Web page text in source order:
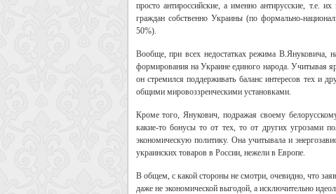
просто антироссийские, а именно антирусские, т.е.
граждан собственно Украины (по формально-
50%).
Вообще, при всех недостатках режима В.Януковича,
формирования на Украине единого народа. Учитывая
он стремился поддерживать баланс интересов тех и
общими мировоззренческими установками.
Кроме того, Янукович, подражая своему
какие-то бонусы то от тех, то от других угрозами
экономическую политику. Она учитывала и
украинских товаров в России, нежели в Европе.
В общем, с какой стороны не смотри, очевидно, что
даже не экономической выгодой, а исключительно